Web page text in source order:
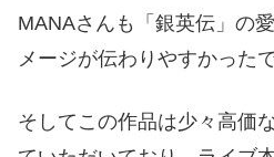
MANAさんも「銀英伝」の
メージが伝わりやすかったで
そしてこの作品は少々高価